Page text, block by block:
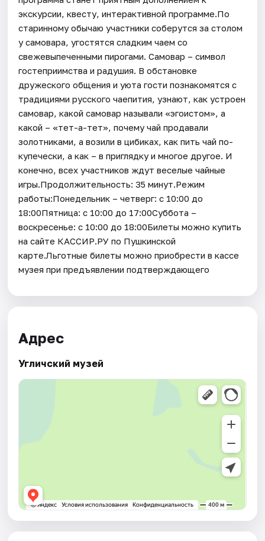
экскурсии, квесту, интерактивной программе.По
старинному обычаю участники соберутся за столом
у самовара, угостятся сладким чаем со
свежевыпеченными пирогами. Самовар – символ
гостеприимства и радушия. В обстановке
дружеского общения и уюта гости познакомятся с
традициями русского чаепития, узнают, как устроен
самовар, какой самовар называли «эгоистом», а
какой – «тет-а-тет», почему чай продавали
золотниками, а возили в цибиках, как пить чай по-
купечески, а как – в приглядку и многое другое. И
конечно, всех участников ждут веселые чайные
игры.Продолжительность: 35 минут.Режим
работы:Понедельник – четверг: с 10:00 до
18:00Пятница: с 10:00 до 17:00Суббота –
воскресенье: с 10:00 до 18:00Билеты можно купить
на сайте КАССИР.РУ по Пушкинской
карте.Льготные билеты можно приобрести в кассе
музея при предъявлении подтверждающего
Адрес
Угличский музей